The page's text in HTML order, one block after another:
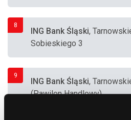
8
ING Bank Śląski,
Sobieskiego 3
9
ING Bank Śląski,
(Pawilon Handlowy)